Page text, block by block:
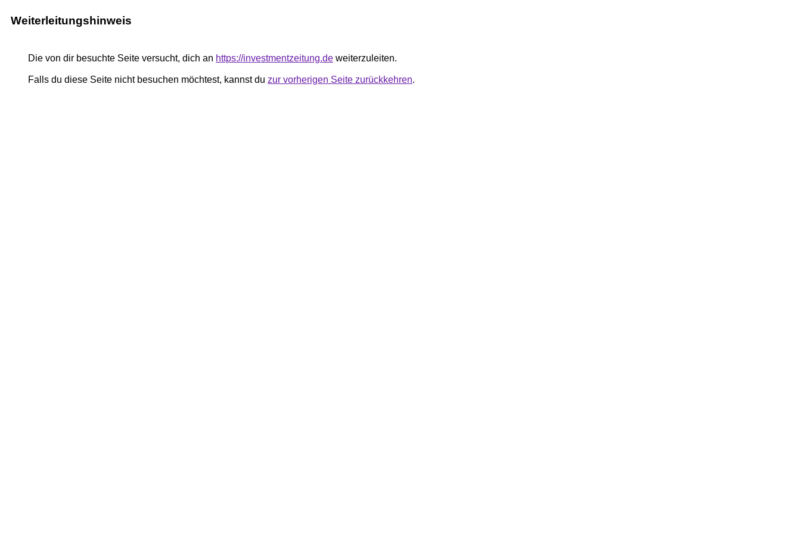
Weiterleitungshinweis
Die von dir besuchte Seite versucht, dich an https://investmentzeitung.de weiterzuleiten.
Falls du diese Seite nicht besuchen möchtest, kannst du zur vorherigen Seite zurückkehren.